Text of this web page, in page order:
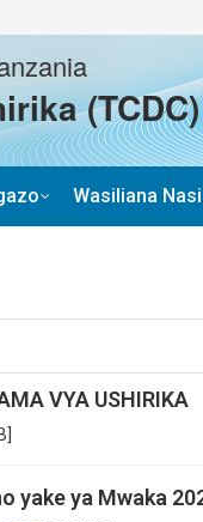
(TCDC)
Wasiliana Nasi
VYA USHIRIKA
yake ya Mwaka